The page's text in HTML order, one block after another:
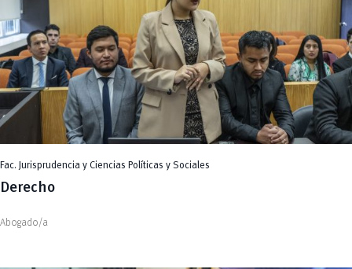
Fac. Jurisprudencia y Ciencias Políticas y Sociales
Derecho
Abogado/a